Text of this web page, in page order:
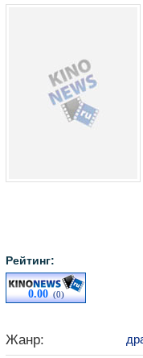
Рейтинг:
0.00(0)
Жанр: